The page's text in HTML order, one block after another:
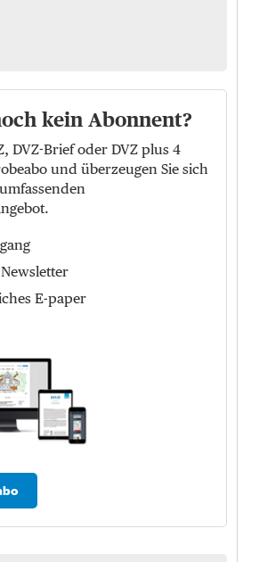
kein Abonnent?
DVZ-Brief oder DVZ plus 4
und überzeugen Sie sich
E-paper